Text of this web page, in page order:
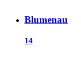
Blumenau
14